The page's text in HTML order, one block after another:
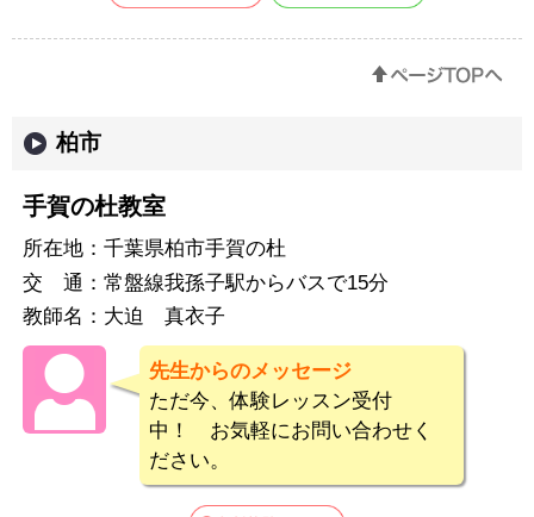
柏市
手賀の杜教室
所在地： 千葉県柏市手賀の杜
交 通： 常盤線我孫子駅からバスで15分
教師名： 大迫 真衣子
先生からのメッセージ
ただ今、体験レッスン受付
中！ お気軽にお問い合わせく
ださい。